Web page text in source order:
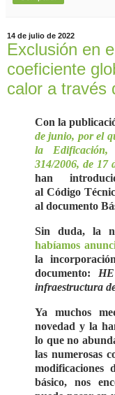
14 de julio de 2022
Exclusión en
coeficiente
calor a través
Con la
de junio, por el
la Edificación,
314/2006, de 17
han
al Código
al documento
Sin duda, la
habíamos
la
documento:
infraestructura
Ya muchos
novedad y la
lo que no
las numerosas
modificaciones
básico, nos